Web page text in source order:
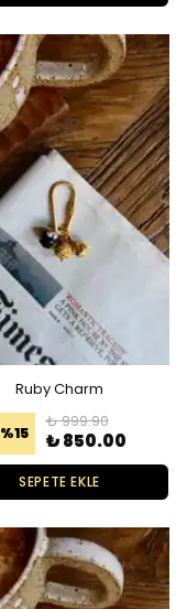
Ruby Charm
%15
₺ 999.90
₺ 850.00
SEPETE EKLE